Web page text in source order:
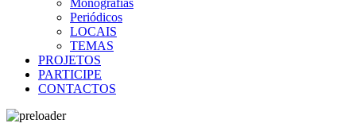
Monografias
Periódicos
LOCAIS
TEMAS
PROJETOS
PARTICIPE
CONTACTOS